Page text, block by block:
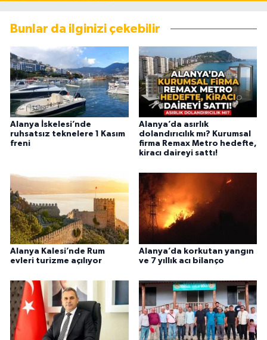
Bunlar da ilginizi çekebilir
Alanya İskelesi’nde
ruhsatsız teknelere 1 Kasım
freni
Alanya’da asırlık
dolandırıcılık mı? Kurumsal
firma Remax Metro hedefte,
kiracı daireyi sattı!
Alanya Kalesi’nde Rum
evleri turizme açılıyor
Alanya’da korkutan yangın
ve 7 yıllık acı bilanço